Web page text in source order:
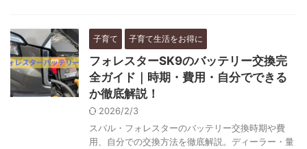
子育て 子育て生活をお得に
フォレスターSK9のバッテリー交換完
全ガイド｜時期・費用・自分でできる
か徹底解説！
2026/2/3
スバル・フォレスターのバッテリー交換時期や費
用、自分での交換方法を徹底解説。ディーラー・量